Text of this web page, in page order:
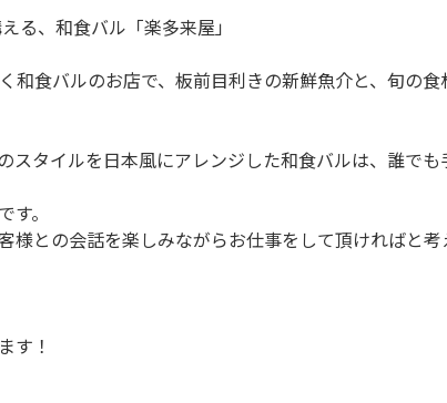
る、和食バル「楽多来屋」
和食バルのお店で、板前目利きの新鮮魚介と、旬の
スタイルを日本風にアレンジした和食バルは、誰で
。
様との会話を楽しみながらお仕事をして頂ければと考
す！